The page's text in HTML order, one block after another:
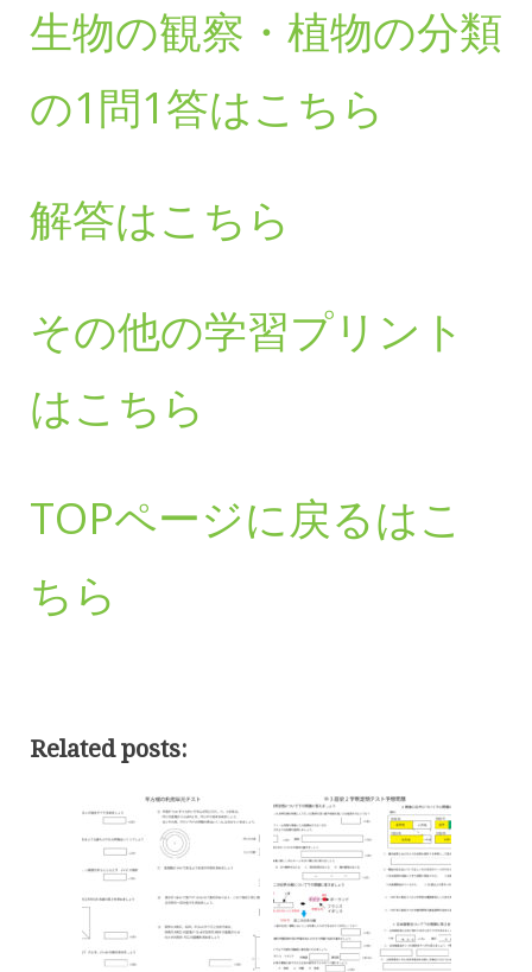
生物の観察・植物の分類
の1問1答はこちら
解答はこちら
その他の学習プリント
はこちら
TOPページに戻るはこ
ちら
Related posts: